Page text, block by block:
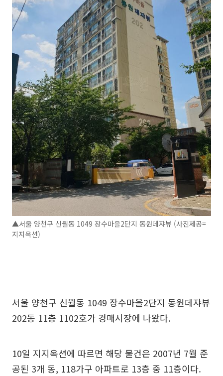
▲서울 양천구 신월동 1049 장수마을2단지 동원데쟈뷰 (사진제공=
지지옥션)
서울 양천구 신월동 1049 장수마을2단지 동원데쟈뷰
202동 11층 1102호가 경매시장에 나왔다.
10일 지지옥션에 따르면 해당 물건은 2007년 7월 준
공된 3개 동, 118가구 아파트로 13층 중 11층이다.